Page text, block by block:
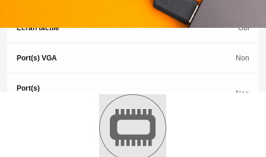
Écran tactile Oui
Port(s) VGA Non
Port(s)
Non